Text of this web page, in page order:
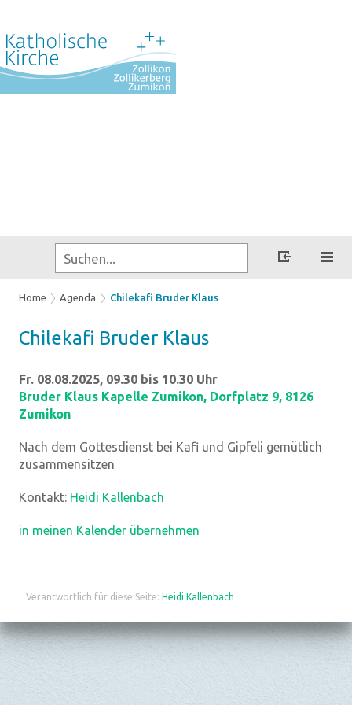
Home Agenda Chilekafi Bruder Klaus
Chi­le­ka­fi Bru­der Klaus
Fr. 08.08.2025, 09.30 bis 10.30 Uhr
Bruder Klaus Kapelle Zumikon, Dorfplatz 9, 8126
Zumikon
Nach dem Gottesdienst bei Kafi und Gipfeli gemütlich
zusammensitzen
Kontakt: Heidi Kallenbach
in meinen Kalender übernehmen
Verantwortlich für diese Seite: Heidi Kallenbach